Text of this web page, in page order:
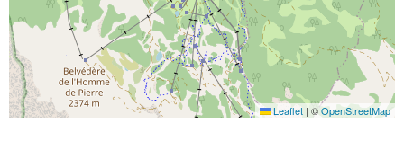
Leaflet | ©OpenStreetMap